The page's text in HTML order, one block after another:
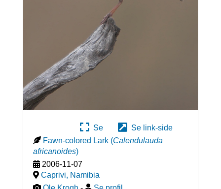
Se
Se link-side
Fawn-colored Lark (Calendulauda
africanoides)
2006-11-07
Caprivi, Namibia